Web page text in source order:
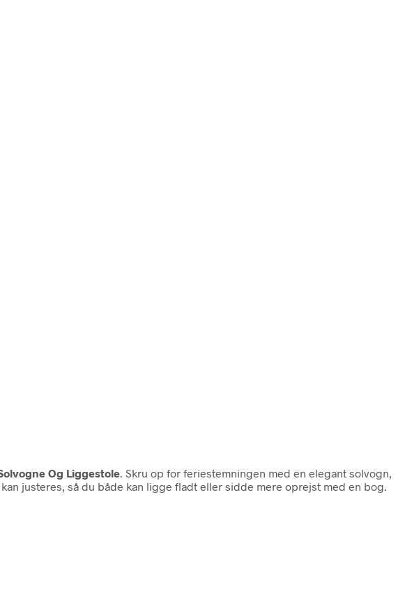
Og Liggestole . Skru op for feriestemningen med en elegant solvogn,
justeres, så du både kan ligge fladt eller sidde mere oprejst med en bog.